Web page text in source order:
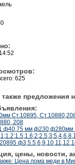
625
также
Ст.10895,
208
ф40,75 мм,ф230,ф280мм
цены, новости,
Цена лома меди в